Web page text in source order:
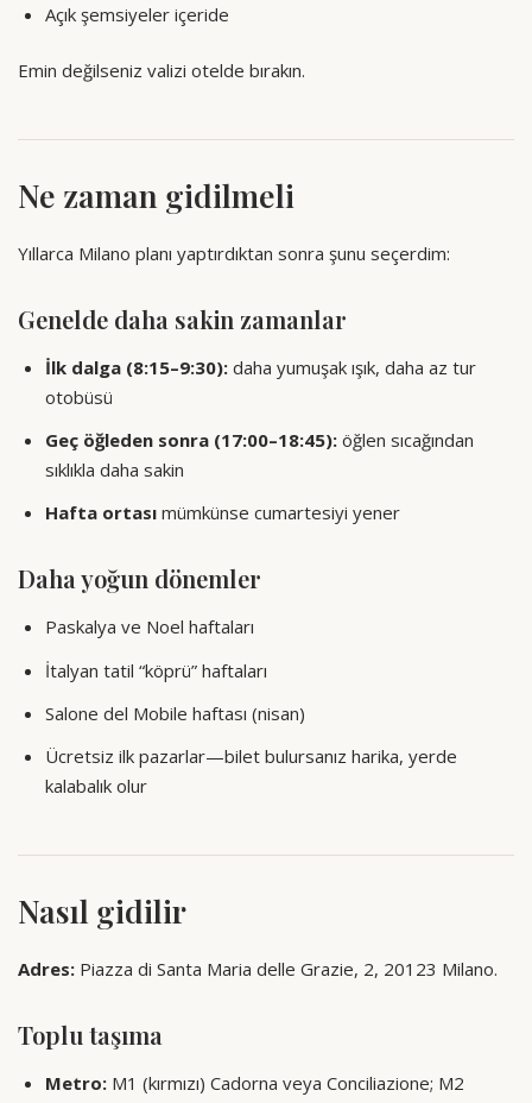
Açık şemsiyeler içeride
Emin değilseniz valizi otelde bırakın.
Ne zaman gidilmeli
Yıllarca Milano planı yaptırdıktan sonra şunu seçerdim:
Genelde daha sakin zamanlar
İlk dalga (8:15–9:30):daha yumuşak ışık, daha az tur
otobüsü
Geç öğleden sonra (17:00–18:45):öğlen sıcağından
sıklıkla daha sakin
Hafta ortasımümkünse cumartesiyi yener
Daha yoğun dönemler
Paskalya ve Noel haftaları
İtalyan tatil “köprü” haftaları
Salone del Mobile haftası (nisan)
Ücretsiz ilk pazarlar—bilet bulursanız harika, yerde
kalabalık olur
Nasıl gidilir
Adres: Piazza di Santa Maria delle Grazie, 2, 20123 Milano.
Toplu taşıma
Metro:M1 (kırmızı) Cadorna veya Conciliazione; M2